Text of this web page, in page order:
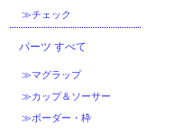
≫チェック
パーツ すべて
≫マグラップ
≫カップ＆ソーサー
≫ボーダー・枠